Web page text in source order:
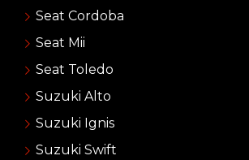
Seat Cordoba
Seat Mii
Seat Toledo
Suzuki Alto
Suzuki Ignis
Suzuki Swift